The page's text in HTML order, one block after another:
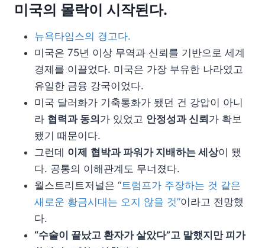
미국의 몰락이 시작된다.
뉴욕타임스의 경고다.
미국은 75년 이상 무역과 신뢰를 기반으로 세계
경제를 이끌었다. 미국은 가장 부유한 나라였고
유일한 금융 강국이었다.
미국 달러화가 기축통화가 됐던 건 강압이 아니
라 협력과 동의 가 있었고 안정성과 신뢰 가 확보
됐기 때문이다.
그런데 이제 협박과 파워가 지배하는 세상이 됐
다. 공통의 이해관계도 무너졌다.
월스트리트저널은 “트럼프가 주장하는 것 같은
새로운 황금시대는 오지 않을 것”이라고 전망했
다.
“수술이 끝났고 환자가 살았다”고 말했지만 피가